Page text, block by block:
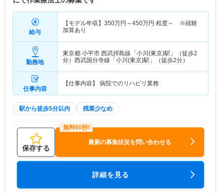
給与
【モデル年収】 350万円～450万円 程度～ ※経験
加算あり
勤務地
東京都 小平市 西武拝島線「小川(東京)駅」（徒歩2
分）西武国分寺線「小川(東京)駅」（徒歩2分）
仕事内容
【仕事内容】 病院でのリハビリ業務
駅から徒歩5分以内 残業少なめ
保存する
最新の募集状況を問い合わせる
詳細を見る